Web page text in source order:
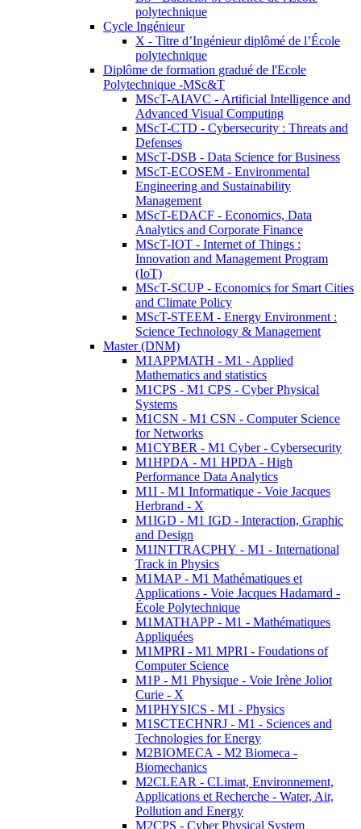
polytechnique
Cycle Ingénieur
X - Titre d’Ingénieur diplômé de l’École
polytechnique
Diplôme de formation gradué de l'Ecole
Polytechnique -MSc&T
MScT-AIAVC - Artificial Intelligence and
Advanced Visual Computing
MScT-CTD - Cybersecurity : Threats and
Defenses
MScT-DSB - Data Science for Business
MScT-ECOSEM - Environmental
Engineering and Sustainability
Management
MScT-EDACF - Economics, Data
Analytics and Corporate Finance
MScT-IOT - Internet of Things :
Innovation and Management Program
(IoT)
MScT-SCUP - Economics for Smart Cities
and Climate Policy
MScT-STEEM - Energy Environment :
Science Technology & Management
Master (DNM)
M1APPMATH - M1 - Applied
Mathematics and statistics
M1CPS - M1 CPS - Cyber Physical
Systems
M1CSN - M1 CSN - Computer Science
for Networks
M1CYBER - M1 Cyber - Cybersecurity
M1HPDA - M1 HPDA - High
Performance Data Analytics
M1I - M1 Informatique - Voie Jacques
Herbrand - X
M1IGD - M1 IGD - Interaction, Graphic
and Design
M1INTTRACPHY - M1 - International
Track in Physics
M1MAP - M1 Mathématiques et
Applications - Voie Jacques Hadamard -
École Polytechnique
M1MATHAPP - M1 - Mathématiques
Appliquées
M1MPRI - M1 MPRI - Foudations of
Computer Science
M1P - M1 Physique - Voie Irène Joliot
Curie - X
M1PHYSICS - M1 - Physics
M1SCTECHNRJ - M1 - Sciences and
Technologies for Energy
M2BIOMECA - M2 Biomeca -
Biomechanics
M2CLEAR - CLimat, Environnement,
Applications et Recherche - Water, Air,
Pollution and Energy
M2CPS - Cyber Physical System